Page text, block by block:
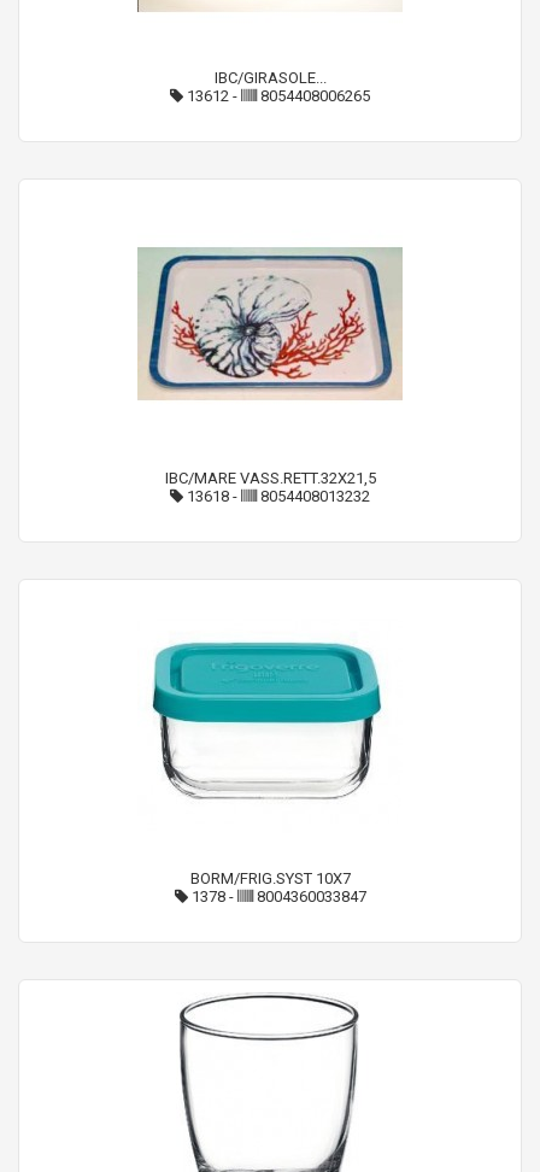
IBC/GIRASOLE...
13612 - 8054408006265
IBC/MARE VASS.RETT.32X21,5
13618 - 8054408013232
BORM/FRIG.SYST 10X7
1378- 8004360033847